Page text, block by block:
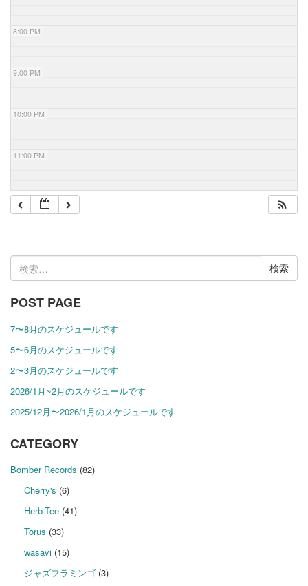
8:00 PM
9:00 PM
10:00 PM
11:00 PM
検
索:
POST PAGE
7〜8月のスケジュールです
5〜6月のスケジュールです
2〜3月のスケジュールです
2026/1月~2月のスケジュールです
2025/12月〜2026/1月のスケジュールです
CATEGORY
Bomber Records (82)
Cherry's (6)
Herb-Tee(41)
Torus (33)
wasavi(15)
ジャズフラミンゴ(3)